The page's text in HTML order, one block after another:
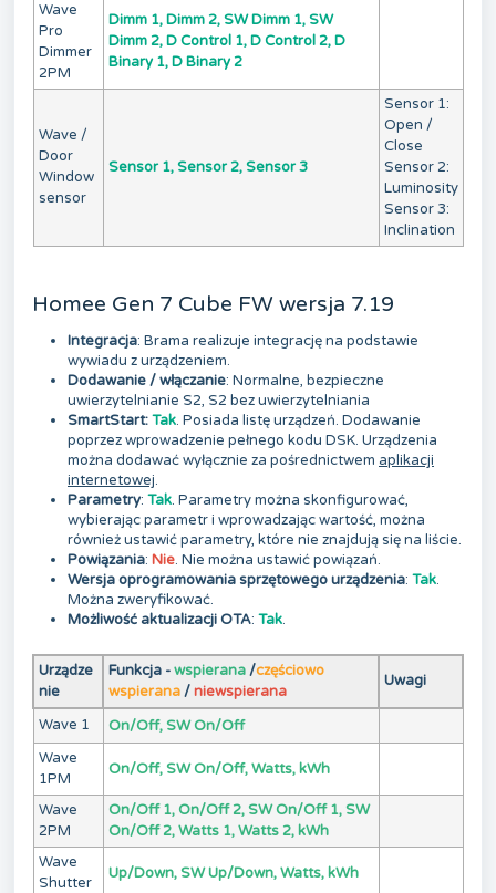
Wave
Pro
Dimmer
2PM
Dimm 1, Dimm 2, SW Dimm 1, SW
Dimm 2, D Control 1, D Control 2, D
Binary 1, D Binary 2
Wave /
Door
Window
sensor
Sensor 1, Sensor 2, Sensor 3
Sensor 1:
Open /
Close
Sensor 2:
Luminosity
Sensor 3:
Inclination
Homee Gen 7 Cube FW wersja 7.19
Integracja: Brama realizuje integrację na podstawie
wywiadu z urządzeniem.
Dodawanie / włączanie: Normalne, bezpieczne
uwierzytelnianie S2, S2 bez uwierzytelniania
SmartStart:Tak. Posiada listę urządzeń. Dodawanie
poprzez wprowadzenie pełnego kodu DSK. Urządzenia
można dodawać wyłącznie za pośrednictwem aplikacji
internetowej.
Parametry: Tak. Parametry można skonfigurować,
wybierając parametr i wprowadzając wartość, można
również ustawić parametry, które nie znajdują się na liście.
Powiązania: Nie. Nie można ustawić powiązań.
Wersja oprogramowania sprzętowego urządzenia: Tak.
Można zweryfikować.
Możliwość aktualizacji OTA: Tak.
Urządze
nie
Funkcja -wspierana/częściowo
wspierana/niewspierana
Uwagi
Wave 1
On/Off, SW On/Off
Wave
1PM
On/Off, SW On/Off, Watts, kWh
Wave
2PM
On/Off 1, On/Off 2, SW On/Off 1, SW
On/Off 2, Watts 1, Watts 2, kWh
Wave
Shutter
Up/Down, SW Up/Down, Watts, kWh